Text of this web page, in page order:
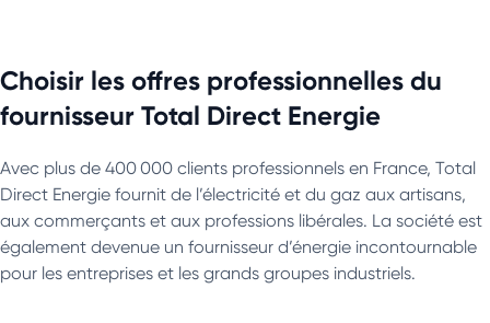
Choisir les offres professionnelles du
fournisseur Total Direct Energie
Avec plus de 400 000 clients professionnels en France, Total
Direct Energie fournit de l’électricité et du gaz aux artisans,
aux commerçants et aux professions libérales. La société est
également devenue un fournisseur d’énergie incontournable
pour les entreprises et les grands groupes industriels.